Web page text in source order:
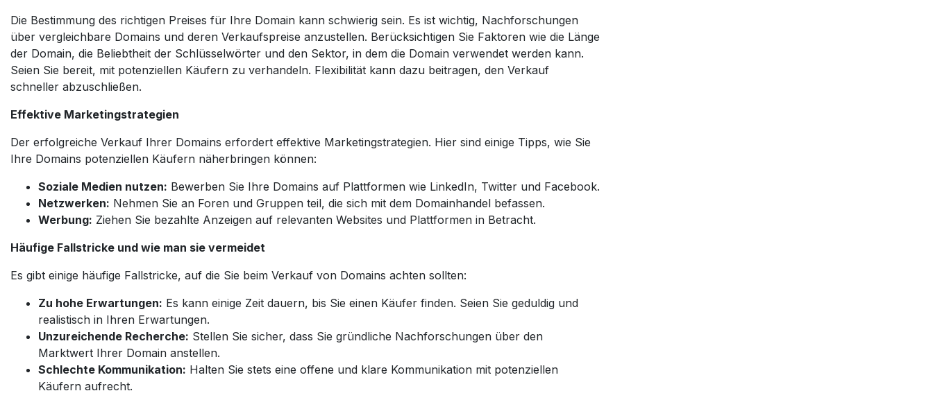
Die Bestimmung des richtigen Preises für Ihre Domain kann schwierig sein. Es ist wichtig, Nachforschungen
über vergleichbare Domains und deren Verkaufspreise anzustellen. Berücksichtigen Sie Faktoren wie die Länge
der Domain, die Beliebtheit der Schlüsselwörter und den Sektor, in dem die Domain verwendet werden kann.
Seien Sie bereit, mit potenziellen Käufern zu verhandeln. Flexibilität kann dazu beitragen, den Verkauf
schneller abzuschließen.
Effektive Marketingstrategien
Der erfolgreiche Verkauf Ihrer Domains erfordert effektive Marketingstrategien. Hier sind einige Tipps, wie Sie
Ihre Domains potenziellen Käufern näherbringen können:
Soziale Medien nutzen: Bewerben Sie Ihre Domains auf Plattformen wie LinkedIn, Twitter und Facebook.
Netzwerken: Nehmen Sie an Foren und Gruppen teil, die sich mit dem Domainhandel befassen.
Werbung: Ziehen Sie bezahlte Anzeigen auf relevanten Websites und Plattformen in Betracht.
Häufige Fallstricke und wie man sie vermeidet
Es gibt einige häufige Fallstricke, auf die Sie beim Verkauf von Domains achten sollten:
Zu hohe Erwartungen: Es kann einige Zeit dauern, bis Sie einen Käufer finden. Seien Sie geduldig und
realistisch in Ihren Erwartungen.
Unzureichende Recherche: Stellen Sie sicher, dass Sie gründliche Nachforschungen über den
Marktwert Ihrer Domain anstellen.
Schlechte Kommunikation: Halten Sie stets eine offene und klare Kommunikation mit potenziellen
Käufern aufrecht.